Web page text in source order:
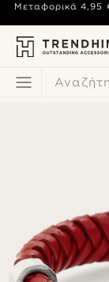
Μεταφορικά 4,95